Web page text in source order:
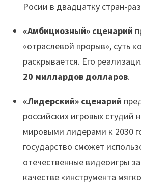
Росии в двадцатку стран-
«Амбициозный» сценарий
«отраслевой прорыв», суть
раскрывается. Его
20 миллардов долларов.
«Лидерский» сценарий
российских игровых студий
мировыми лидерами к 2030
государство сможет
отечественные видеоигры
качестве «инструмента